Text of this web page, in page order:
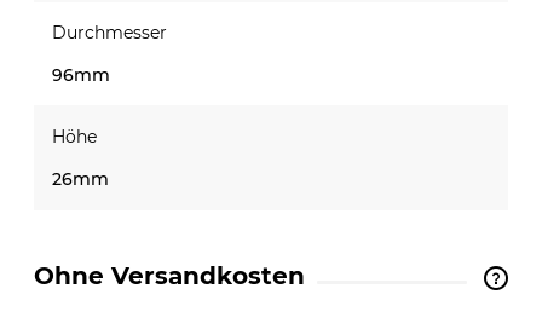
Durchmesser
96mm
Höhe
26mm
Ohne Versandkosten